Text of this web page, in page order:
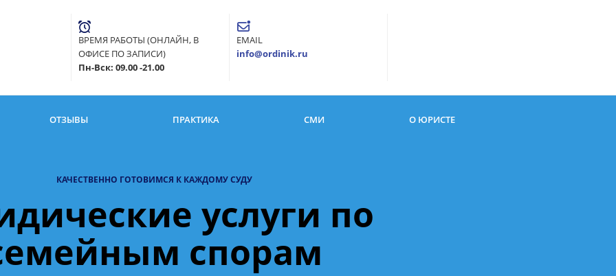
ВРЕМЯ РАБОТЫ (ОНЛАЙН, В
ОФИСЕ ПО ЗАПИСИ)
Пн-Вск: 09.00 -21.00
EMAIL
info@ordinik.ru
ОТЗЫВЫ ПРАКТИКА СМИ О ЮРИСТЕ
КАЧЕСТВЕННО ГОТОВИМСЯ К КАЖДОМУ СУДУ
услуги по
спорам